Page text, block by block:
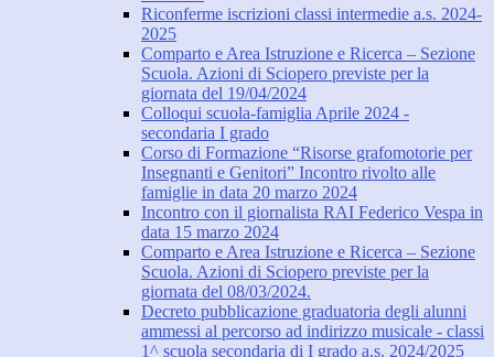
Riconferme iscrizioni classi intermedie a.s. 2024-
2025
Comparto e Area Istruzione e Ricerca – Sezione
Scuola. Azioni di Sciopero previste per la
giornata del 19/04/2024
Colloqui scuola-famiglia Aprile 2024 -
secondaria I grado
Corso di Formazione “Risorse grafomotorie per
Insegnanti e Genitori” Incontro rivolto alle
famiglie in data 20 marzo 2024
Incontro con il giornalista RAI Federico Vespa in
data 15 marzo 2024
Comparto e Area Istruzione e Ricerca – Sezione
Scuola. Azioni di Sciopero previste per la
giornata del 08/03/2024.
Decreto pubblicazione graduatoria degli alunni
ammessi al percorso ad indirizzo musicale - classi
1^ scuola secondaria di I grado a.s. 2024/2025